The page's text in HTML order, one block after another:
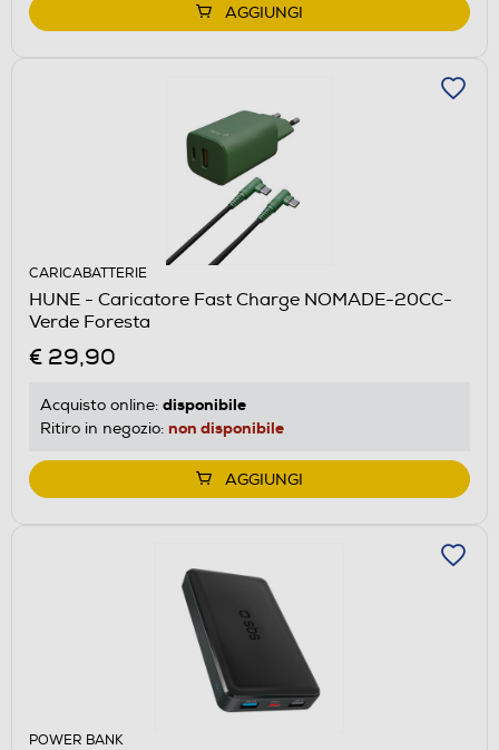
AGGIUNGI
CARICABATTERIE
HUNE - Caricatore Fast Charge NOMADE-20CC-
Verde Foresta
€ 29,90
Acquisto online: disponibile
Ritiro in negozio: non disponibile
AGGIUNGI
POWER BANK